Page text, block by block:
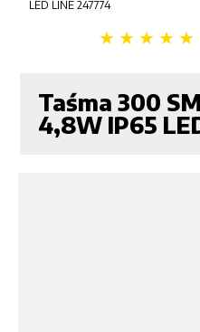
LED LINE 247774
Taśma 300
4,8W IP65